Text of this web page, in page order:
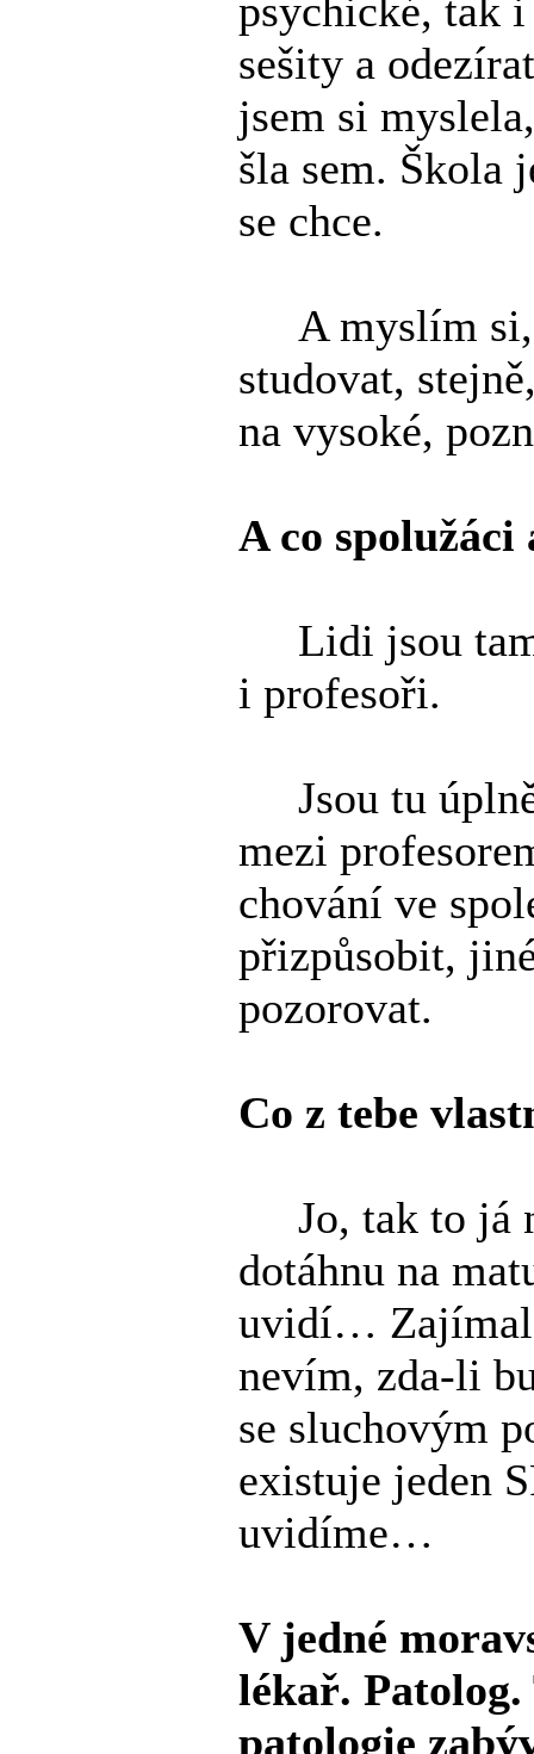
psychické, tak
sešity a
jsem si
šla sem. Škola
se chce.
A myslím si,
studovat,
na vysoké,
A co spolužáci
Lidi jsou tam
i profesoři.
Jsou tu
mezi
chování ve
přizpůsobit,
pozorovat.
Co z tebe
Jo, tak to já
dotáhnu na
uvidí…
nevím, zda-li
se sluchovým
existuje jeden
uvidíme…
V jedné
lékař. Patolog.
patologie